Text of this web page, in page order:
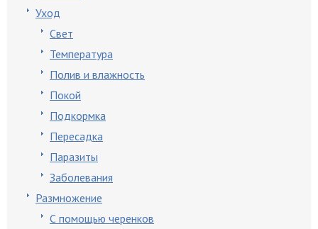
Уход
Свет
Температура
Полив и влажность
Покой
Подкормка
Пересадка
Паразиты
Заболевания
Размножение
С помощью черенков